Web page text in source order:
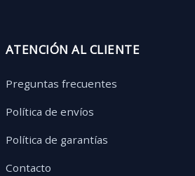
ATENCIÓN AL CLIENTE
Preguntas frecuentes
Política de envíos
Política de garantías
Contacto